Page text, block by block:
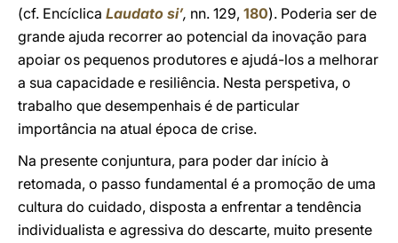
(cf. Encíclica Laudato si’, nn. 129, 180). Poderia ser de
grande ajuda recorrer ao potencial da inovação para
apoiar os pequenos produtores e ajudá-los a melhorar
a sua capacidade e resiliência. Nesta perspetiva, o
trabalho que desempenhais é de particular
importância na atual época de crise.
Na presente conjuntura, para poder dar início à
retomada, o passo fundamental é a promoção de uma
cultura do cuidado, disposta a enfrentar a tendência
individualista e agressiva do descarte, muito presente